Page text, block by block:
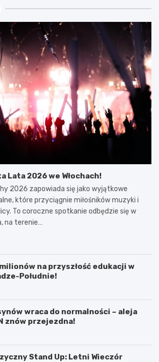
Lata 2026 we Włochach!
2026 zapowiada się jako wyjątkowe
które przyciągnie miłośników muzyki i
To coroczne spotkanie odbędzie się w
na terenie…
na przyszłość edukacji w
Południe!
wraca do normalności – aleja
znów przejezdna!
Stand Up: Letni Wieczór